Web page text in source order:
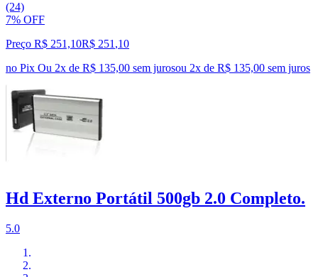
(24)
7% OFF
Preço R$ 251,10R$ 251,10
no Pix Ou 2x de R$ 135,00 sem jurosou 2x de R$ 135,00 sem juros
Hd Externo Portátil 500gb 2.0 Completo.
5.0